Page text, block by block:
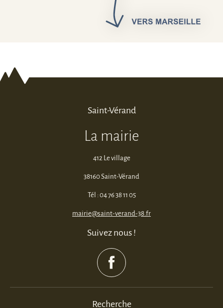
Saint-Vérand
La mairie
412 Le village
38160 Saint-Vérand
Tél : 04 76 38 11 05
mairie@saint-verand-38.fr
Suivez nous !
Recherche